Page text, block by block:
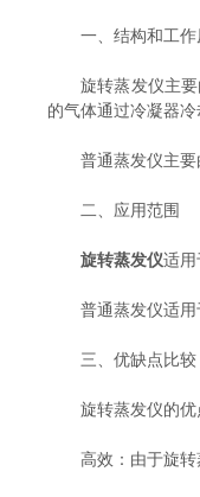
一、结构和工作
旋转蒸发仪主要由
的气体通过冷凝器冷
普通蒸发仪主要由
二、应用范围
旋转蒸发仪适用
普通蒸发仪适用于
三、优缺点比较
旋转蒸发仪的优
高效：由于旋转蒸